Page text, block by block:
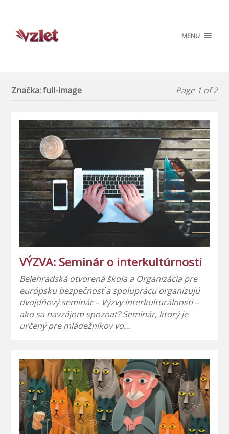
MENU
Značka:full-image Page 1 of 2
VÝZVA: Seminár o interkultúrnosti
Belehradská otvorená škola a Organizácia pre
európsku bezpečnosť a spoluprácu organizujú
dvojdňový seminár – Výzvy interkulturálnosti –
ako sa navzájom spoznať? Seminár, ktorý je
určený pre mládežníkov vo…